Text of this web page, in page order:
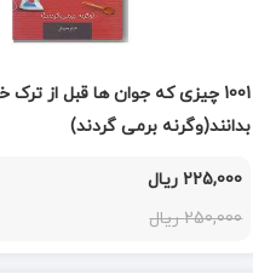
1001 چیزی که جوان ها قبل از ترک
بدانند(وگرنه برمی گردند)
225,000 ریال
250,000 ریال